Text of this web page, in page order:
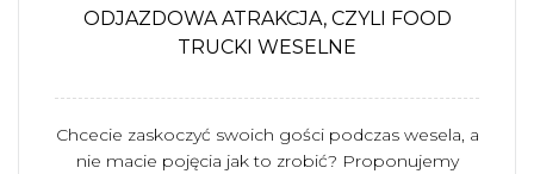
ODJAZDOWA ATRAKCJA, CZYLI FOOD
TRUCKI WESELNE
Chcecie zaskoczyć swoich gości podczas wesela, a
nie macie pojęcia jak to zrobić? Proponujemy